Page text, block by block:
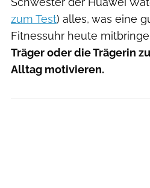
zum Test) alles, was eine
Fitnessuhr heute
Träger oder die Trägerin
Alltag motivieren.